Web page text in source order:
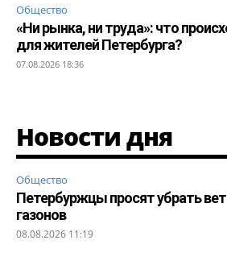
Общество
«Ни рынка, ни труда»: что
для жителей Петербурга?
07.08.2026 18:36
Новости дня
Общество
Петербуржцы просят убрать
газонов
08.08.2026 11:19